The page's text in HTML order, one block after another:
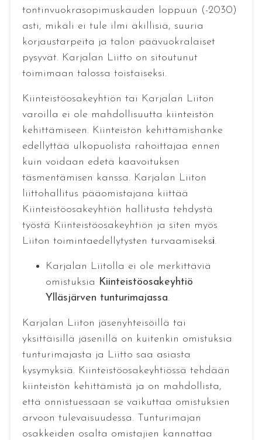
tontinvuokrasopimuskauden loppuun (-2030)
asti, mikäli ei tule ilmi äkillisiä, suuria
korjaustarpeita ja talon päävuokralaiset
pysyvät. Karjalan Liitto on sitoutunut
toimimaan talossa toistaiseksi.
Kiinteistöosakeyhtiön tai Karjalan Liiton
varoilla ei ole mahdollisuutta kiinteistön
kehittämiseen. Kiinteistön kehittämishanke
edellyttää ulkopuolista rahoittajaa ennen
kuin voidaan edetä kaavoituksen
täsmentämisen kanssa. Karjalan Liiton
liittohallitus pääomistajana kiittää
Kiinteistöosakeyhtiön hallitusta tehdystä
työstä Kiinteistöosakeyhtiön ja siten myös
Liiton toimintaedellytysten turvaamiseksi.
Karjalan Liitolla ei ole merkittäviä
omistuksia Kiinteistöosakeyhtiö
Ylläsjärven tunturimajassa.
Karjalan Liiton jäsenyhteisöillä tai
yksittäisillä jäsenillä on kuitenkin omistuksia
tunturimajasta ja Liitto saa asiasta
kysymyksiä. Kiinteistöosakeyhtiössä tehdään
kiinteistön kehittämistä ja on mahdollista,
että onnistuessaan se vaikuttaa omistuksien
arvoon tulevaisuudessa. Tunturimajan
osakkeiden osalta omistajien kannattaa